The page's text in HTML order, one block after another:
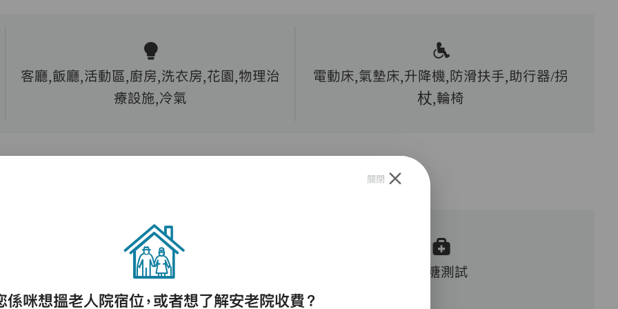
客廳,飯廳,活動區,廚房,洗衣房,花園,物理治
療設施,冷氣
電動床,氣墊床,升降機,防滑扶手,助行器/拐
杖,輪椅
護理評估、執藥、核派藥、量度生命表徵、協
助沐浴、餵飯、換尿片
血糖測試
關閉
係咪想搵老人院宿位，或者想了解安老院收費？